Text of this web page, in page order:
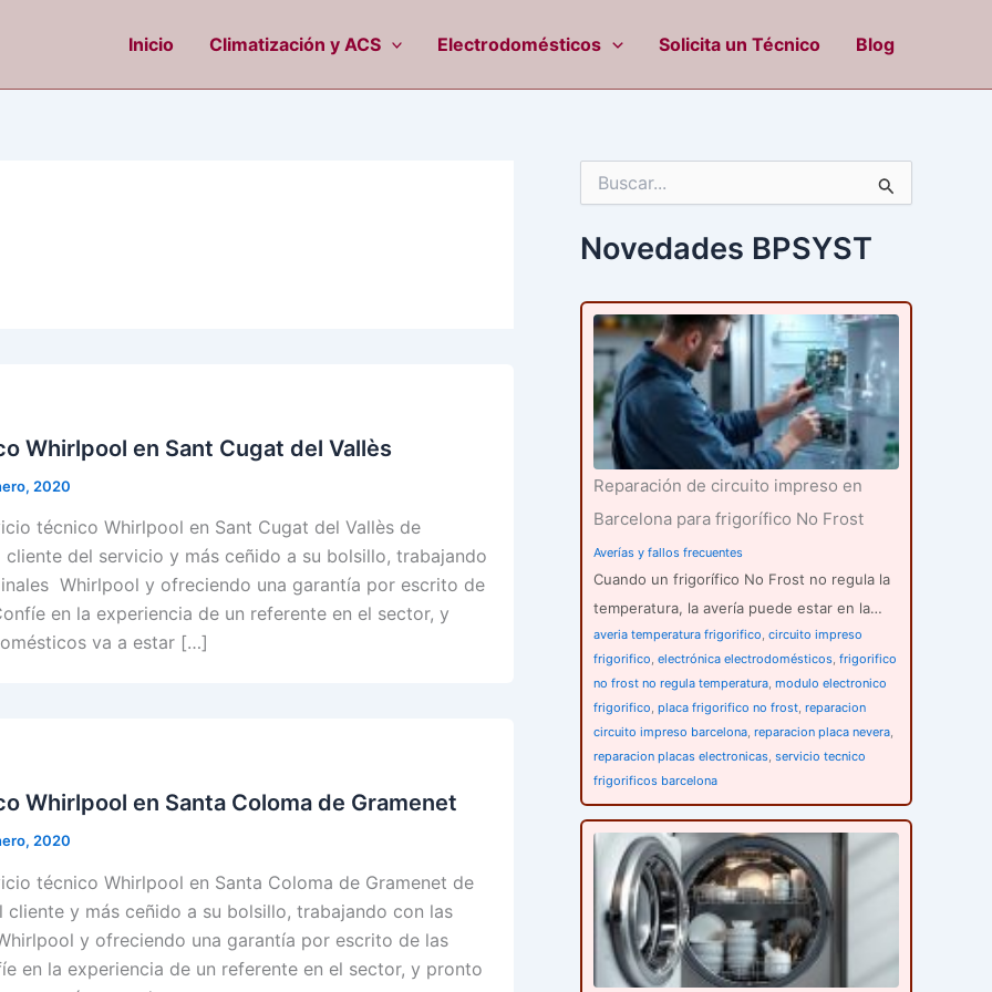
Inicio Climatización y ACS Electrodomésticos Solicita un Técnico Blog
Whirlpool en Sant Cugat del Vallès
2020
técnico Whirlpool en Sant Cugat del Vallès de
del servicio y más ceñido a su bolsillo, trabajando
Whirlpool y ofreciendo una garantía por escrito de
en la experiencia de un referente en el sector, y
va a estar […]
Whirlpool en Santa Coloma de Gramenet
2020
técnico Whirlpool en Santa Coloma de Gramenet de
cliente y más ceñido a su bolsillo, trabajando con las
y ofreciendo una garantía por escrito de las
en la experiencia de un referente en el sector, y pronto
c
a
p
Novedades BPSYST
Reparación de circuito impreso en
Barcelona para frigorífico No Frost
Averías y fallos frecuentes
Cuando un frigorífico No Frost no regula la
temperatura, la avería puede estar en la…
averia temperatura frigorifico, circuito impreso
frigorifico, electrónica electrodomésticos, frigorifico
no frost no regula temperatura, modulo electronico
frigorifico, placa frigorifico no frost, reparacion
circuito impreso barcelona, reparacion placa nevera,
reparacion placas electronicas, servicio tecnico
frigorificos barcelona